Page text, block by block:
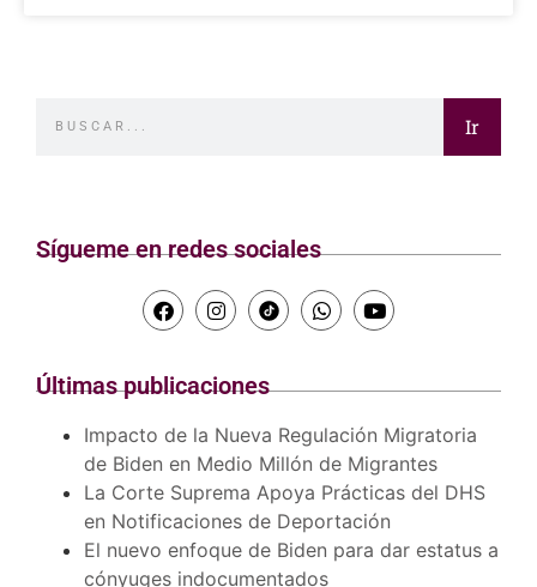
Ir
Sígueme en redes sociales
Últimas publicaciones
Impacto de la Nueva Regulación Migratoria
de Biden en Medio Millón de Migrantes
La Corte Suprema Apoya Prácticas del DHS
en Notificaciones de Deportación
El nuevo enfoque de Biden para dar estatus a
cónyuges indocumentados